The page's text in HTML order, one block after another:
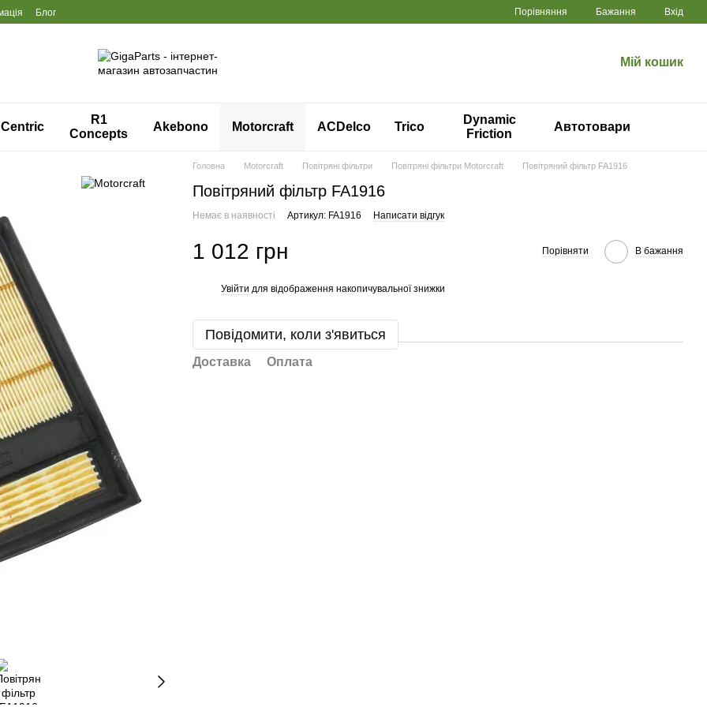
Блог Порівняння Бажання Вхід
Мій кошик
Centric
R1
Concepts
Akebono Motorcraft ACDelco Trico
Dynamic
Friction
Автотовари
Головна Motorcraft Повітряні фільтри Повітряні фільтри Motorcraft Повітряний фільтр FA1916
Повітряний фільтр FA1916
Немає в наявності Артикул: FA1916 Написати відгук
1 012 грн Порівняти В бажання
Увійти для відображення накопичувальної знижки
Повідомити, коли з'явиться
Доставка Оплата